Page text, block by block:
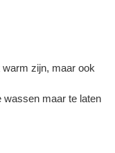
zijn, maar ook
wassen maar te laten